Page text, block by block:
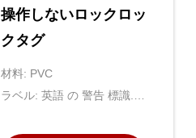
操作しないロックロッ
クタグ
材料: PVC
ラベル: 英語 の 警告 標識.個